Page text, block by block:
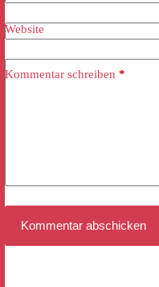
Website
Kommentar schreiben *
Kommentar abschicken